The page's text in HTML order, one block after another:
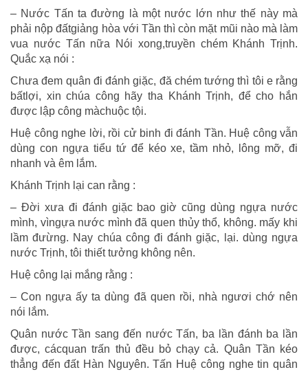
– Nước Tấn ta đường là một nước lớn như thế này mà
phải nộp đấtgiảng hòa với Tần thì còn mặt mũi nào mà làm
vua nước Tấn nữa Nói xong,truyền chém Khánh Trịnh.
Quắc xạ nói :
Chưa đem quân đi đánh giặc, đă chém tướng thì tôi e rằng
bấtlợi, xin chúa công hãy tha Khánh Trịnh, để cho hắn
được lập công màchuộc tội.
Huệ công nghe lời, rồi cử binh đi đánh Tần. Huệ công vẫn
dùng con ngựa tiểu tứ để kéo xe, tầm nhỏ, lông mỡ, đi
nhanh và êm lắm.
Khánh Trịnh lại can rằng :
– Đời xưa đi đánh giặc bao giờ cũng dùng ngựa nước
mình, vìngựa nước mình đã quen thủy thổ, không. mấy khi
lầm đưừng. Nay chúa công đi đánh giặc, lại. dùng ngựa
nước Trịnh, tôi thiết tưởng không nên.
Huệ công lại mắng rằng :
– Con ngựa ấy ta dùng đã quen rồi, nhà ngươi chớ nên
nói lắm.
Quân nước Tần sang đến nước Tấn, ba lần đánh ba lần
được, cácquan trấn thủ đều bỏ chạy cả. Quân Tần kéo
thẳng đến đất Hàn Nguyên. Tấn Huệ công nghe tin quân